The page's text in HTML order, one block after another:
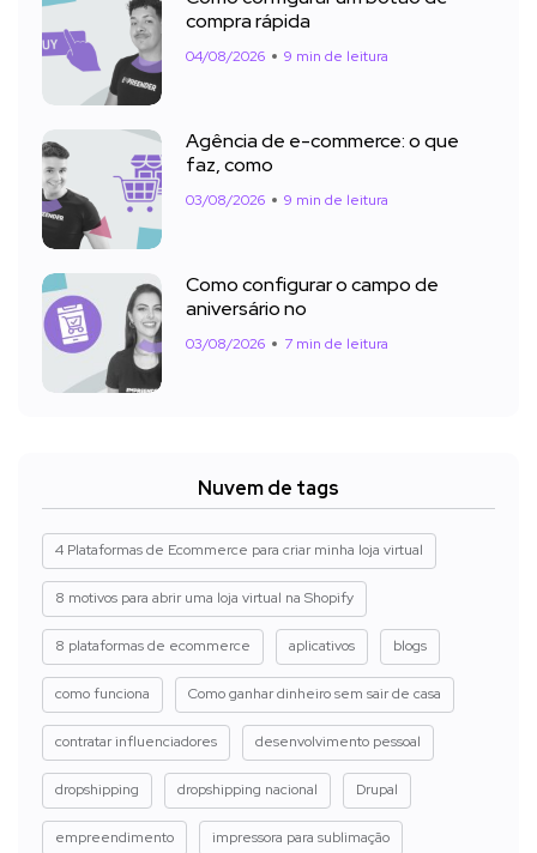
compra rápida
04/08/2026 9 min de leitura
Agência de e-commerce: o que
faz, como
03/08/2026 9 min de leitura
Como configurar o campo de
aniversário no
03/08/2026 7 min de leitura
Nuvem de tags
4 Plataformas de Ecommerce para criar minha loja virtual
8 motivos para abrir uma loja virtual na Shopify
8 plataformas de ecommerce aplicativos blogs
como funciona Como ganhar dinheiro sem sair de casa
contratar influenciadores desenvolvimento pessoal
dropshipping dropshipping nacional Drupal
empreendimento impressora para sublimação